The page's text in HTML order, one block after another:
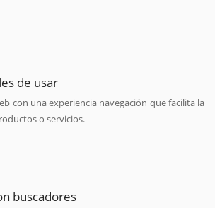
de usar
con una experiencia navegación que facilita la
o servicios.
buscadores